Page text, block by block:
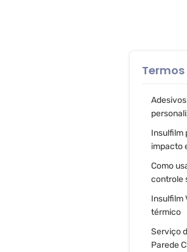
Insulfilm
impacto
Como
controle
Insulfilm
térmico
Serviço
Parede